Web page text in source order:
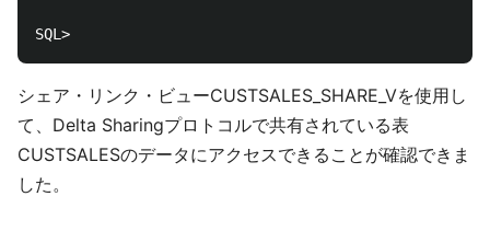
シェア・リンク・ビューCUSTSALES_SHARE_Vを使用し
て、Delta Sharingプロトコルで共有されている表
CUSTSALESのデータにアクセスできることが確認できま
した。